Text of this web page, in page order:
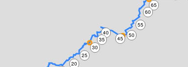
20
25
30
35
40
45
50
55
60
65